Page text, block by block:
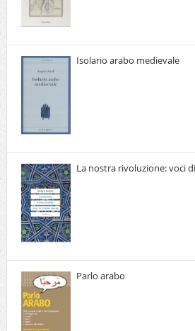
Isolario arabo medievale
La nostra rivoluzione: voci
Parlo arabo